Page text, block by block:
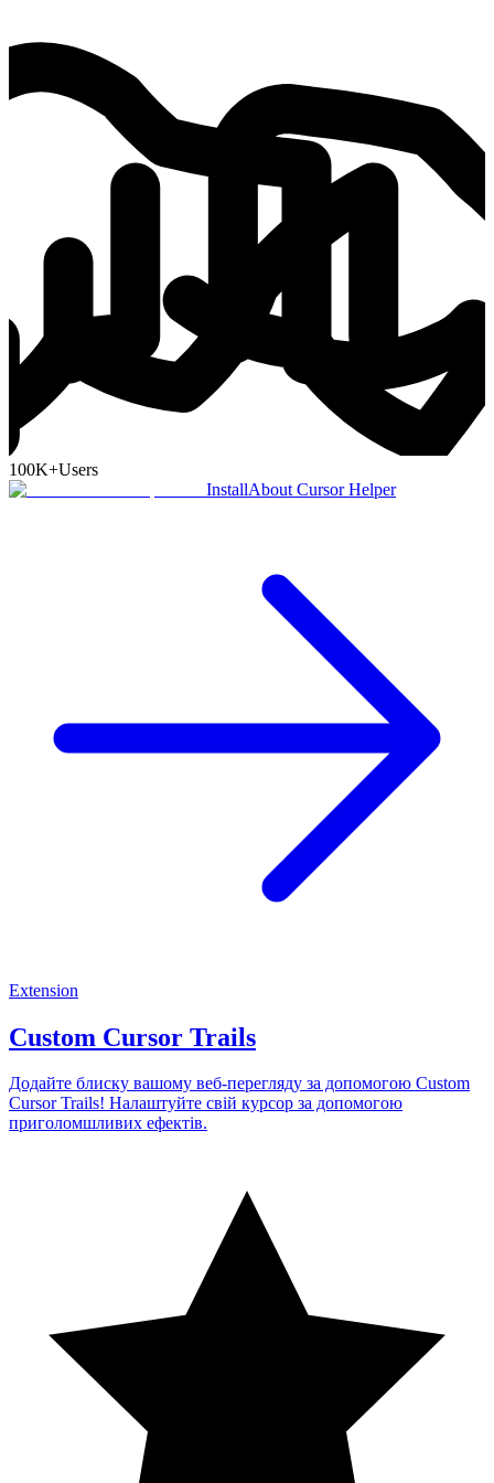
100K+Users
InstallAbout Cursor Helper
Extension
Custom Cursor Trails
Додайте блиску вашому веб-перегляду за допомогою Custom
Cursor Trails! Налаштуйте свій курсор за допомогою
приголомшливих ефектів.